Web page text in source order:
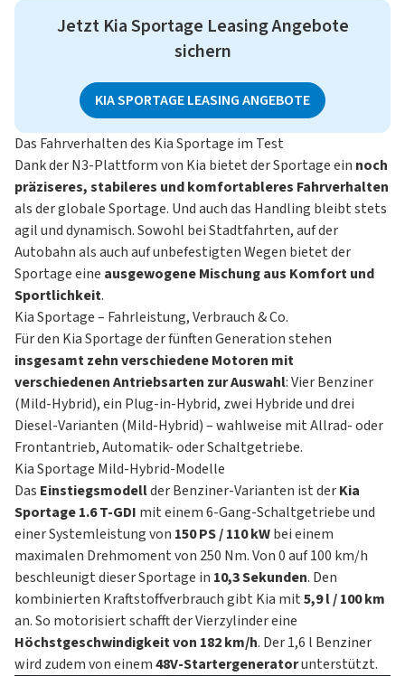
Jetzt Kia Sportage Leasing Angebote
sichern
KIA SPORTAGE LEASING ANGEBOTE
Das Fahrverhalten des Kia Sportage im Test
Dank der N3-Plattform von Kia bietet der Sportage ein noch
präziseres, stabileres und komfortableres Fahrverhalten
als der globale Sportage. Und auch das Handling bleibt stets
agil und dynamisch. Sowohl bei Stadtfahrten, auf der
Autobahn als auch auf unbefestigten Wegen bietet der
Sportage eine ausgewogene Mischung aus Komfort und
Sportlichkeit.
Kia Sportage – Fahrleistung, Verbrauch & Co.
Für den Kia Sportage der fünften Generation stehen
insgesamt zehn verschiedene Motoren mit
verschiedenen Antriebsarten zur Auswahl: Vier Benziner
(Mild-Hybrid), ein Plug-in-Hybrid, zwei Hybride und drei
Diesel-Varianten (Mild-Hybrid) – wahlweise mit Allrad- oder
Frontantrieb, Automatik- oder Schaltgetriebe.
Kia Sportage Mild-Hybrid-Modelle
Das Einstiegsmodellder Benziner-Varianten ist derKia
Sportage 1.6 T-GDI mit einem 6-Gang-Schaltgetriebe und
einer Systemleistung von 150 PS / 110 kWbei einem
maximalen Drehmoment von 250 Nm. Von 0 auf 100 km/h
beschleunigt dieser Sportage in 10,3 Sekunden. Den
kombinierten Kraftstoffverbrauch gibt Kia mit5,9 l / 100 km
an. So motorisiert schafft der Vierzylinder eine
Höchstgeschwindigkeit von 182 km/h. Der 1,6 l Benziner
wird zudem von einem48V-Startergeneratorunterstützt.